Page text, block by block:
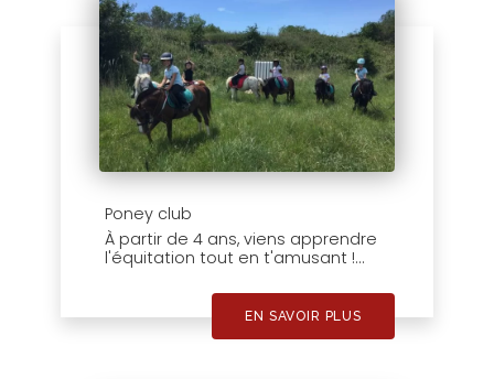
Poney club
À partir de 4 ans, viens apprendre
l'équitation tout en t'amusant !...
EN SAVOIR PLUS